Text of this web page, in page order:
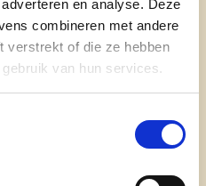
en analyse. Deze
combineren met andere
verstrekt of die ze hebben
van hun services.
en waardering is.
bezig met muziek,
Sint-Niklaas